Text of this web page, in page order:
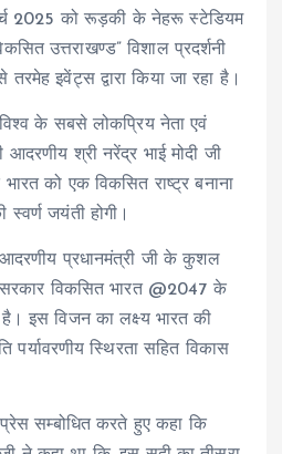
2025 को रूड़की के नेहरू स्टेडियम
उत्तराखण्ड” विशाल प्रदर्शनी
इवेंट्स द्वारा किया जा रहा है।
के सबसे लोकप्रिय नेता एवं
आदरणीय श्री नरेंद्र भाई मोदी जी
को एक विकसित राष्ट्र बनाना
जयंती होगी।
प्रधानमंत्री जी के कुशल
सरकार विकसित भारत @2047 के
इस विजन का लक्ष्य भारत की
पर्यावरणीय स्थिरता सहित विकास
सम्बोधित करते हुए कहा कि